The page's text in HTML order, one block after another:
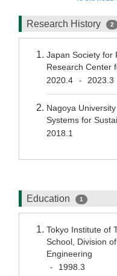
Research History 2
Japan Society for
Research Center
2020.4
- 2023.3
Nagoya
Systems for
2018.1
Education 1
Tokyo Institute of
School, Division
Engineering
-
1998.3